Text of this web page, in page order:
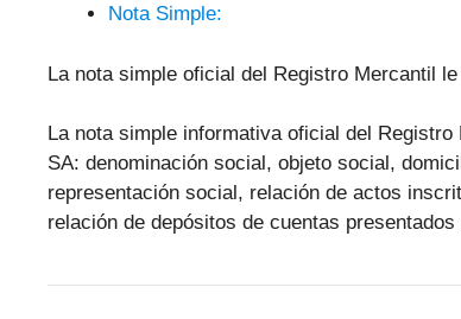
Nota Simple:
La nota simple oficial del Registro Mercantil
La nota simple informativa oficial del
SA: denominación social, objeto social,
representación social, relación de actos
relación de depósitos de cuentas